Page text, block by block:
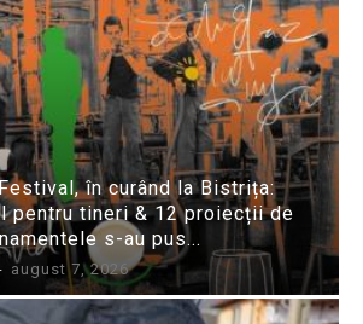
în curând la Bistrița:
pentru tineri & 12 proiecții de
s-au pus...
august 7, 2026